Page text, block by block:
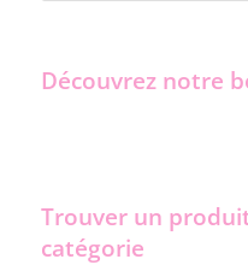
Découvrez notre
Trouver un
catégorie